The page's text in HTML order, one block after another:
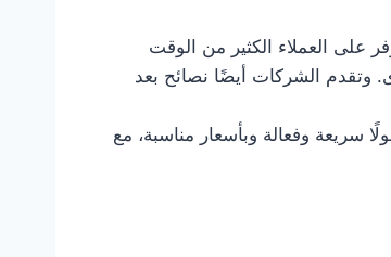
على العملاء الكثير من الوقت
وتقدم الشركات أيضًا نصائح بعد
سريعة وفعالة وبأسعار مناسبة، مع